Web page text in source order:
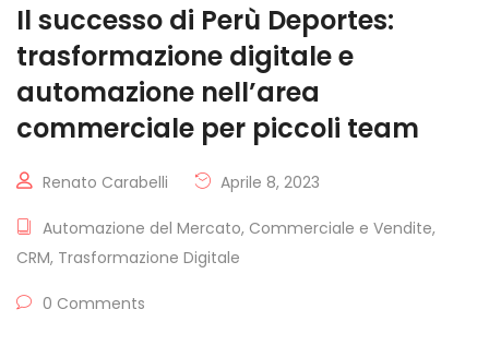
Il successo di Perù Deportes:
trasformazione digitale e
automazione nell’area
commerciale per piccoli team
Renato Carabelli Aprile 8, 2023
Automazione del Mercato, Commerciale e Vendite,
CRM, Trasformazione Digitale
0 Comments